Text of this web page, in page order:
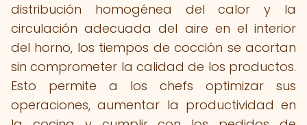
distribución homogénea del calor y la
circulación adecuada del aire en el interior
del horno, los tiempos de cocción se acortan
sin comprometer la calidad de los productos.
Esto permite a los chefs optimizar sus
operaciones, aumentar la productividad en